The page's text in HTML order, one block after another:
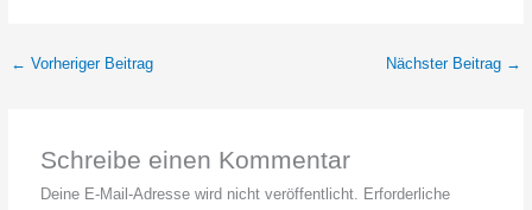
← Vorheriger Beitrag Nächster Beitrag →
Schreibe einen Kommentar
Deine E-Mail-Adresse wird nicht veröffentlicht. Erforderliche